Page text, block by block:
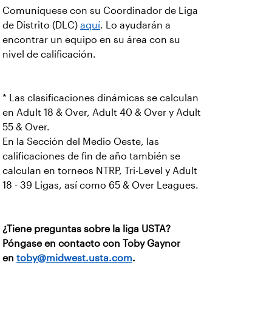
Comuníquese con su Coordinador de Liga
de Distrito (DLC) aquí. Lo ayudarán a
encontrar un equipo en su área con su
nivel de calificación.
* Las clasificaciones dinámicas se calculan
en Adult 18 & Over, Adult 40 & Over y Adult
55 & Over.
En la Sección del Medio Oeste, las
calificaciones de fin de año también se
calculan en torneos NTRP, Tri-Level y Adult
18 - 39 Ligas, así como 65 & Over Leagues.
¿Tiene preguntas sobre la liga USTA?
Póngase en contacto con Toby Gaynor
en toby@midwest.usta.com.